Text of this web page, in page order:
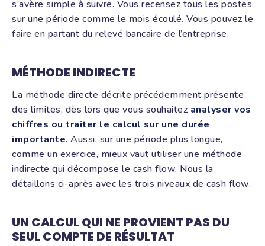
s’avère simple à suivre. Vous recensez tous les postes
sur une période comme le mois écoulé. Vous pouvez le
faire en partant du relevé bancaire de l’entreprise.
MÉTHODE INDIRECTE
La méthode directe décrite précédemment présente
des limites, dès lors que vous souhaitez analyser vos
chiffres ou traiter le calcul sur une durée
importante. Aussi, sur une période plus longue,
comme un exercice, mieux vaut utiliser une méthode
indirecte qui décompose le cash flow. Nous la
détaillons ci-après avec les trois niveaux de cash flow.
UN CALCUL QUI NE PROVIENT PAS DU
SEUL COMPTE DE RÉSULTAT